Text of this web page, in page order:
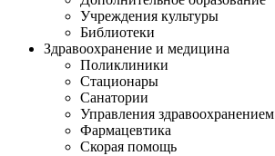
Учреждения культуры
Библиотеки
Здравоохранение и медицина
Поликлиники
Стационары
Санатории
Управления здравоохранением
Фармацевтика
Скорая помощь